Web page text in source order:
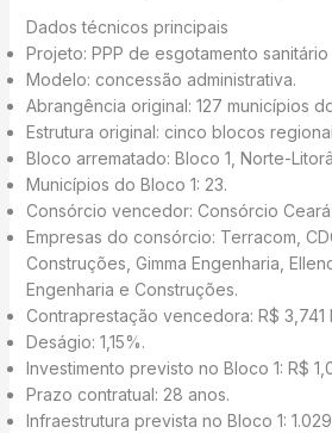
Dados técnicos principais
Projeto: PPP de esgotamento
Modelo: concessão administrativa.
Abrangência original: 127 municípios
Estrutura original: cinco blocos
Bloco arrematado: Bloco 1, Norte-
Municípios do Bloco 1: 23.
Consórcio vencedor: Consórcio
Empresas do consórcio: Terracom,
Construções, Gimma Engenharia,
Engenharia e Construções.
Contraprestação vencedora: R$ 3,741
Deságio: 1,15%.
Investimento previsto no Bloco 1: R$
Prazo contratual: 28 anos.
Infraestrutura prevista no Bloco 1: